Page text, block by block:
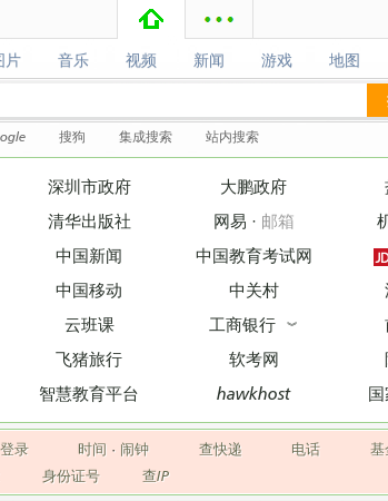
片
片 音乐
音乐 视频
视频 新闻
新闻 游戏
游戏 地图
地图
搜狗 集成搜索 站内搜索
深圳市政府 大鹏政府
清华出版社 网易 · 邮箱
中国新闻 中国教育考试网
中国移动 中关村
云班课 工商银行 ︾
飞猪旅行 软考网
智慧教育平台 hawkhost
录 时间 · 闹钟 查快递 电话 基
身份证号 查IP